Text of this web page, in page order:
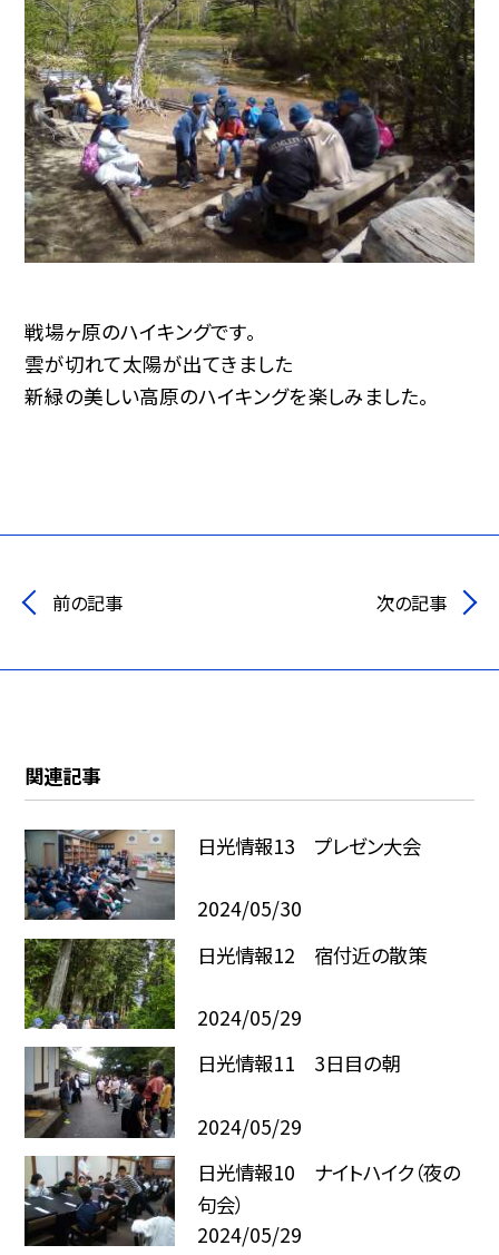
戦場ヶ原のハイキングです。
雲が切れて太陽が出てきました
新緑の美しい高原のハイキングを楽しみました。
前の記事 次の記事
関連記事
日光情報13 プレゼン大会
2024/05/30
日光情報12 宿付近の散策
2024/05/29
日光情報11 3日目の朝
2024/05/29
日光情報10 ナイトハイク（夜の
句会）
2024/05/29